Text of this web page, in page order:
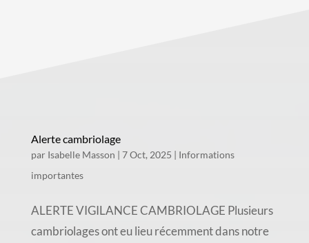
Alerte cambriolage
par Isabelle Masson | 7 Oct, 2025 | Informations
importantes
ALERTE VIGILANCE CAMBRIOLAGE Plusieurs
cambriolages ont eu lieu récemment dans notre